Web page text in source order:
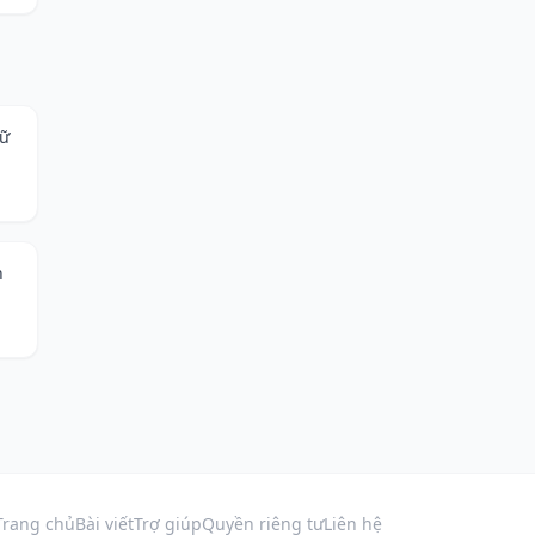
chủBài viếtTrợ giúpQuyền riêng tưLiên hệ